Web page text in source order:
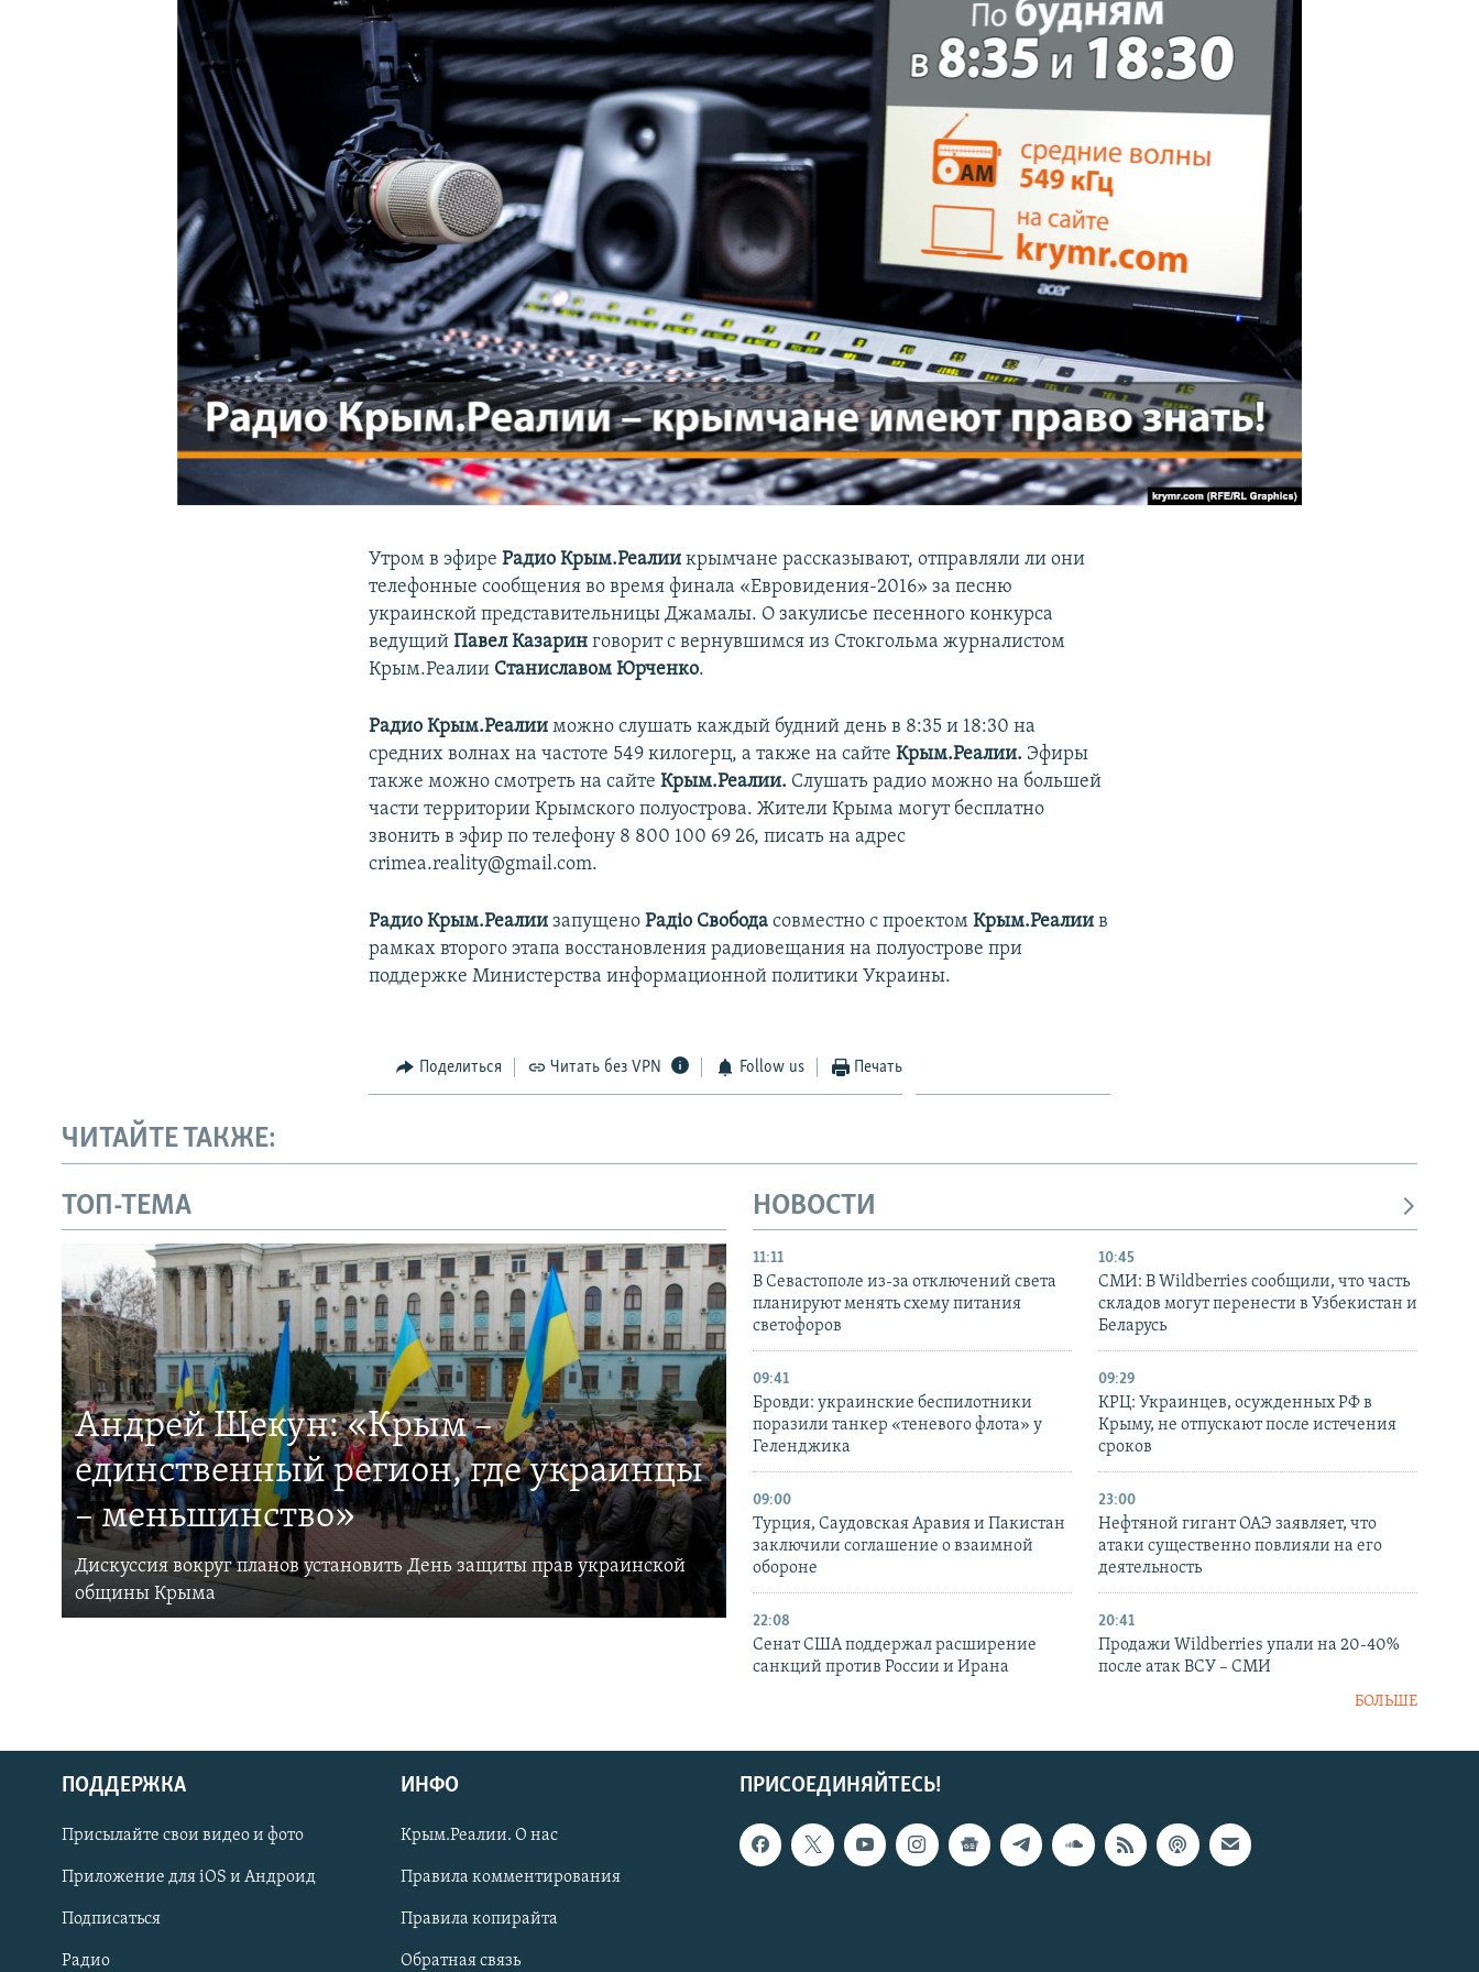
КРЫМ.НЕПОКОРЕННЫЙ
УКРАИНСКАЯ ПРОБЛЕМА КРЫМА
Українською
Qırımtatar
ПРИСОЕДИНЯЙТЕСЬ!
Утром в эфире Радио Крым.Реалиикрымчане рассказывают, отправляли ли они
телефонные сообщения во время финала «Евровидения-2016» за песню
украинской представительницы Джамалы. О закулисье песенного конкурса
ведущийПавел Казарин говорит с вернувшимся из Стокгольма журналистом
Крым.Реалии Станиславом Юрченко.
Радио Крым.Реалии можно слушать каждый будний день в 8:35 и 18:30 на
средних волнах на частоте 549 килогерц, а также на сайтеКрым.Реалии. Эфиры
также можно смотреть на сайтеКрым.Реалии. Слушать радио можно на большей
части территории Крымского полуострова. Жители Крыма могут бесплатно
звонить в эфир по телефону 8 800 100 69 26, писать на адрес
crimea.reality@gmail.com.
Радио Крым.Реалии запущеноРадіо Свобода совместно с проектомКрым.Реалии в
рамках второго этапа восстановления радиовещания на полуострове при
поддержке Министерства информационной политики Украины.
Поделиться Читать без VPN Follow us Печать
ЧИТАЙТЕ ТАКЖЕ:
ТОП-ТЕМА
Андрей Щекун: «Крым –
единственный регион, где украинцы
– меньшинство»
Дискуссия вокруг планов установить День защиты прав украинской
общины Крыма
НОВОСТИ
11:11
В Севастополе из-за отключений света
планируют менять схему питания
светофоров
10:45
СМИ: В Wildberries сообщили, что часть
складов могут перенести в Узбекистан и
Беларусь
09:41
Бровди: украинские беспилотники
поразили танкер «теневого флота» у
Геленджика
09:29
КРЦ: Украинцев, осужденных РФ в
Крыму, не отпускают после истечения
сроков
09:00
Турция, Саудовская Аравия и Пакистан
заключили соглашение о взаимной
обороне
23:00
Нефтяной гигант ОАЭ заявляет, что
атаки существенно повлияли на его
деятельность
22:08
Сенат США поддержал расширение
санкций против России и Ирана
20:41
Продажи Wildberries упали на 20-40%
после атак ВСУ – СМИ
БОЛЬШЕ
ПРИСОЕДИНЯЙТЕСЬ!
ПОДДЕРЖКА
Присылайте свои видео и фото
Приложение для iOS и Андроид
Подписаться
Радио
ИНФО
Крым.Реалии. О нас
Правила комментирования
Правила копирайта
Обратная связь